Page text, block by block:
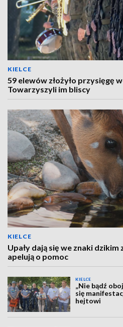
KIELCE
59 elewów złożyło przysięgę
Towarzyszyli im bliscy
KIELCE
Upały dają się we znaki
apelują o pomoc
KIELCE
„Nie bądź
się
hejtowi